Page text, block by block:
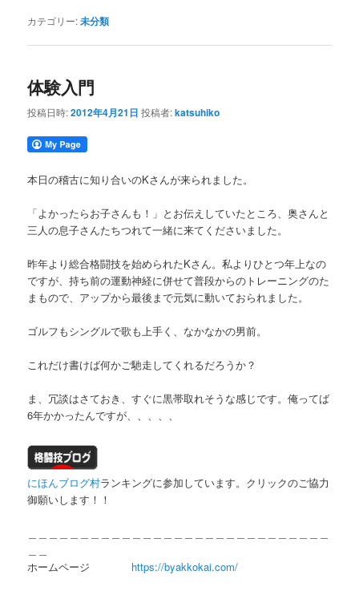
カテゴリー:未分類
体験入門
投稿日時:2012年4月21日 投稿者:katsuhiko
本日の稽古に知り合いのKさんが来られました。
「よかったらお子さんも！」とお伝えしていたところ、奥さんと
三人の息子さんたちつれて一緒に来てくださいました。
昨年より総合格闘技を始められたKさん。私よりひとつ年上なの
ですが、持ち前の運動神経に併せて普段からのトレーニングのた
まもので、アップから最後まで元気に動いておられました。
ゴルフもシングルで歌も上手く、なかなかの男前。
これだけ書けば何かご馳走してくれるだろうか？
ま、冗談はさておき、すぐに黒帯取れそうな感じです。俺ってば
6年かかったんですが、、、、、
にほんブログ村ランキングに参加しています。クリックのご協力
御願いします！！
ホームページ https://byakkokai.com/